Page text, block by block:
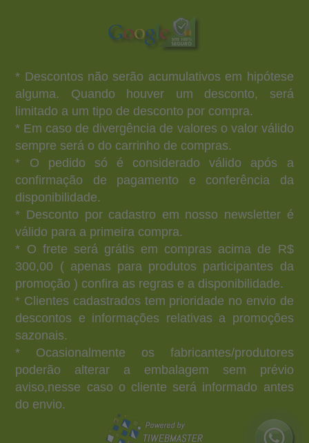
* Descontos não serão acumulativos em hipótese
alguma. Quando houver um desconto, será
limitado a um tipo de desconto por compra.
* Em caso de divergência de valores o valor válido
sempre será o do carrinho de compras.
* O pedido só é considerado válido após a
confirmação de pagamento e conferência da
disponibilidade.
* Desconto por cadastro em nosso newsletter é
válido para a primeira compra.
* O frete será grátis em compras acima de R$
300,00 ( apenas para produtos participantes da
promoção ) confira as regras e a disponibilidade.
* Clientes cadastrados tem prioridade no envio de
descontos e informações relativas a promoções
sazonais.
* Ocasionalmente os fabricantes/produtores
poderão alterar a embalagem sem prévio
aviso,nesse caso o cliente será informado antes
do envio.